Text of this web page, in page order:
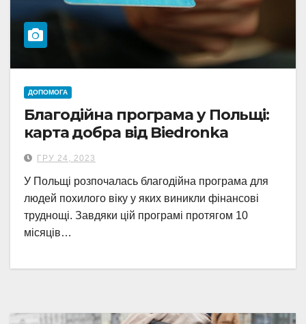
ДОПОМОГА
Благодійна програма у Польщі:
карта добра від Biedronka
ГРУ 24, 2023
У Польщі розпочалась благодійна програма для
людей похилого віку у яких виникли фінансові
труднощі. Завдяки цій програмі протягом 10
місяців…